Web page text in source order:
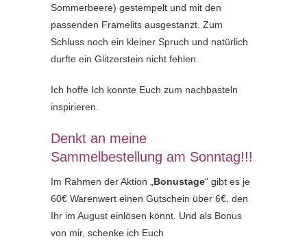
Sommerbeere) gestempelt und mit den
passenden Framelits ausgestanzt. Zum
Schluss noch ein kleiner Spruch und natürlich
durfte ein Glitzerstein nicht fehlen.
Ich hoffe Ich konnte Euch zum nachbasteln
inspirieren.
Denkt an meine
Sammelbestellung am Sonntag!!!
Im Rahmen der Aktion „ Bonustage“ gibt es je
60€ Warenwert einen Gutschein über 6€, den
Ihr im August einlösen könnt. Und als Bonus
von mir, schenke ich Euch